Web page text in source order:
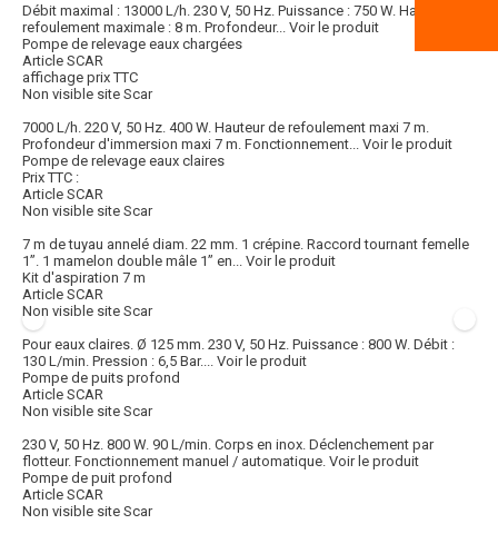
Débit maximal : 13000 L/h. 230 V, 50 Hz. Puissance : 750 W. Hauteur de
refoulement maximale : 8 m. Profondeur...
Voir le produit
Pompe de relevage eaux chargées
Article SCAR
affichage prix TTC
Non visible site Scar
7000 L/h. 220 V, 50 Hz. 400 W. Hauteur de refoulement maxi 7 m.
Profondeur d'immersion maxi 7 m. Fonctionnement...
Voir le produit
Pompe de relevage eaux claires
Prix TTC :
Article SCAR
Non visible site Scar
7 m de tuyau annelé diam. 22 mm. 1 crépine. Raccord tournant femelle
1”. 1 mamelon double mâle 1” en...
Voir le produit
Kit d'aspiration 7 m
Article SCAR
Non visible site Scar
Pour eaux claires. Ø 125 mm. 230 V, 50 Hz. Puissance : 800 W. Débit :
130 L/min. Pression : 6,5 Bar....
Voir le produit
Pompe de puits profond
Article SCAR
Non visible site Scar
230 V, 50 Hz. 800 W. 90 L/min. Corps en inox. Déclenchement par
flotteur. Fonctionnement manuel / automatique. Voir le produit
Pompe de puit profond
Article SCAR
Non visible site Scar